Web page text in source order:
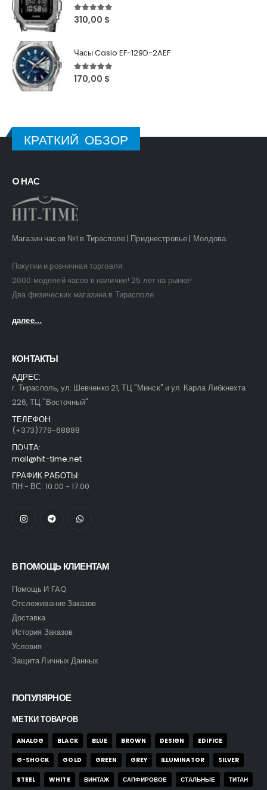
5out of 5
310,00 $
Часы Casio EF-129D-2AEF
5out of 5
170,00 $
КРАТКИЙ ОБЗОР
O НАС
Магазин часов №1 в Тирасполе | Приднестровье | Молдова.
Покупки и розничная торговля.
2000 моделей часов в наличии! 25 лет на рынке!
Два физических магазина в Тирасполе.
далее...
КОНТАКТЫ
АДРЕС:
г. Тирасполь, ул. Шевченко 21, ТЦ "Минск" и ул. Карла Либкнехта
226, ТЦ "Восточный"
ТЕЛЕФОН:
(+373)779-68888
ПОЧТА:
mail@hit-time.net
ГРАФИК РАБОТЫ:
ПН - ВС: 10.00 - 17.00
В ПОМОЩЬ КЛИЕНТАМ
Помощь И FAQ
Отслеживание Заказов
Доставка
История Заказов
Условия
Защита Личных Данных
ПОПУЛЯРНОЕ
МЕТКИ ТОВАРОВ
ANALOG BLACK BLUE BROWN DESIGN EDIFICE
G-SHOCK GOLD GREEN GREY ILLUMINATOR SILVER
STEEL WHITE ВИНТАЖ САПФИРОВОЕ СТАЛЬНЫЕ ТИТАН